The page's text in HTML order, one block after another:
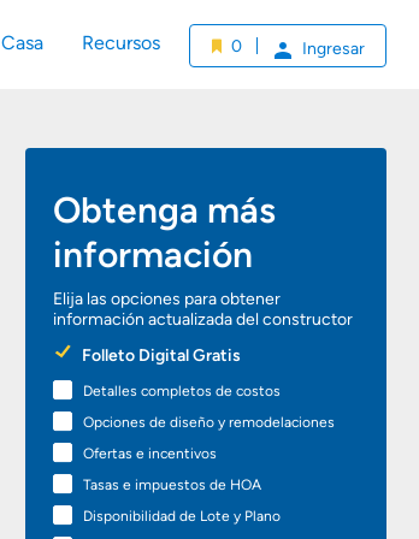
Recursos 0 Ingresar
Obtenga más
información
Elija las opciones para obtener
información actualizada del constructor
Preferred
Options
Folleto Digital Gratis
Detalles completos de costos
Opciones de diseño y remodelaciones
Ofertas e incentivos
Tasas e impuestos de HOA
Disponibilidad de Lote y Plano